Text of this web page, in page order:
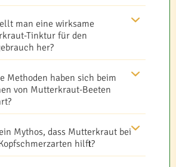
man eine wirksame
Tinktur für den
her?
Methoden haben sich beim
von Mutterkraut-Beeten
Mythos, dass Mutterkraut bei
hilft?